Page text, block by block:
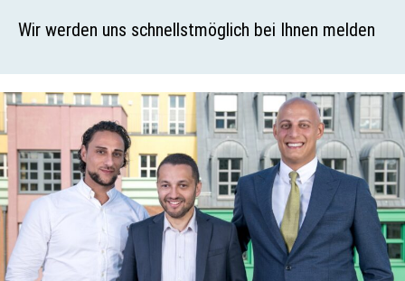
Wir werden uns schnellstmöglich bei Ihnen melden